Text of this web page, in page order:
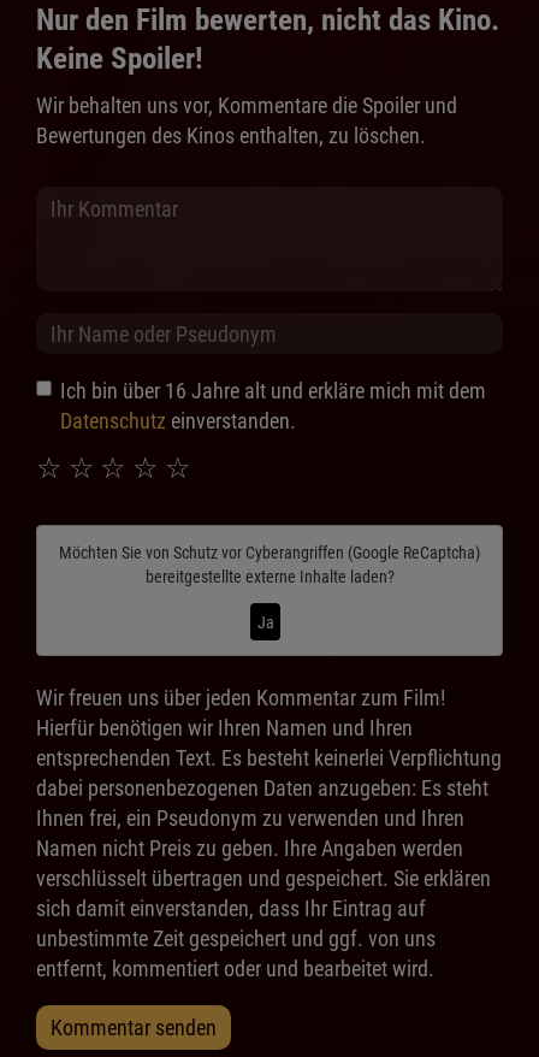
Nur den Film bewerten, nicht das Kino.
Keine Spoiler!
Wir behalten uns vor, Kommentare die Spoiler und
Bewertungen des Kinos enthalten, zu löschen.
Ich bin über 16 Jahre alt und erkläre mich mit dem
Datenschutz einverstanden.
☆
☆
☆
☆
☆
Möchten Sie von Schutz vor Cyberangriffen (Google ReCaptcha)
bereitgestellte externe Inhalte laden?
Ja
Wir freuen uns über jeden Kommentar zum Film!
Hierfür benötigen wir Ihren Namen und Ihren
entsprechenden Text. Es besteht keinerlei Verpflichtung
dabei personenbezogenen Daten anzugeben: Es steht
Ihnen frei, ein Pseudonym zu verwenden und Ihren
Namen nicht Preis zu geben. Ihre Angaben werden
verschlüsselt übertragen und gespeichert. Sie erklären
sich damit einverstanden, dass Ihr Eintrag auf
unbestimmte Zeit gespeichert und ggf. von uns
entfernt, kommentiert oder und bearbeitet wird.
Kommentar senden